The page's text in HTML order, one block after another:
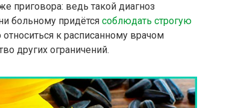
приговора: ведь такой диагноз
больному придётся соблюдать строгую
к расписанному врачом
других ограничений.